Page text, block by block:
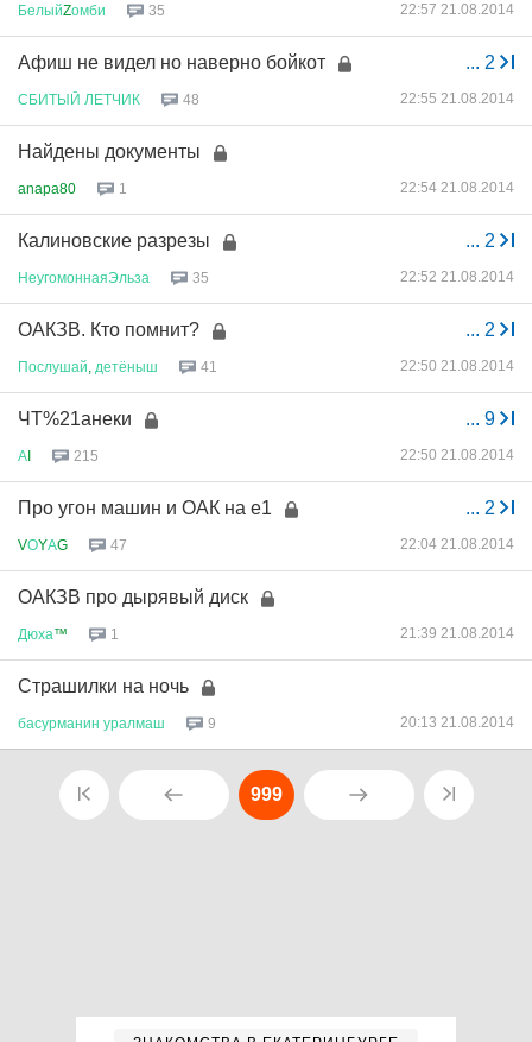
БелыйZомби 35 22:57 21.08.2014
... 2
Афиш не видел но наверно бойкот
СБИТЫЙ ЛЕТЧИК 48 22:55 21.08.2014
Найдены документы
anapa80 1 22:54 21.08.2014
... 2
Калиновские разрезы
НеугомоннаяЭльза 35 22:52 21.08.2014
... 2
ОАКЗВ. Кто помнит?
Послушай детёныш 41 22:50 21.08.2014
... 9
ЧТ%21анеки
АI 215 22:50 21.08.2014
... 2
Про угон машин и ОАК на е1
VОYАG 47 22:04 21.08.2014
ОАКЗВ про дырявый диск
Дюха™ 1 21:39 21.08.2014
Страшилки на ночь
басурманин уралмаш 9 20:13 21.08.2014
999